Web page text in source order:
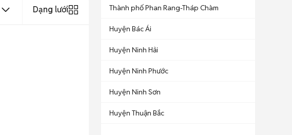
Dạng lưới Thành phố Phan Rang-Tháp Chàm
Huyện Bác Ái
Huyện Ninh Hải
Huyện Ninh Phước
Huyện Ninh Sơn
Huyện Thuận Bắc